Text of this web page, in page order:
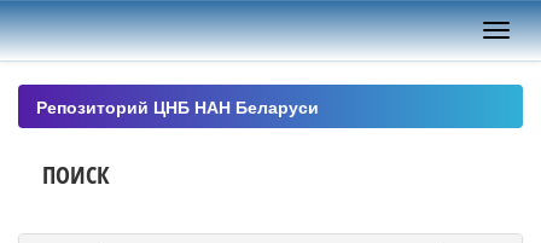
Skip
navigation
Репозиторий ЦНБ НАН Беларуси
ПОИСК